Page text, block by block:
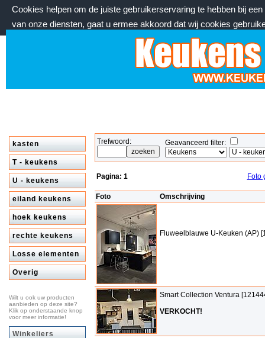
Cookies helpen om de juiste gebruikerservaring te hebben bij
van onze diensten, gaat u ermee akkoord dat wij cookies
donderdag 6 augustus 2026, 18:53 uur
kasten
T - keukens
U - keukens
eiland keukens
hoek keukens
rechte keukens
Losse elementen
Overig
Wilt u ook uw producten
aanbieden op deze site?
Klik op onderstaande knop
voor meer informatie!
Winkeliers
Trefwoord: Geavanceerd filter:
Pagina: 1 Foto
Foto Omschrijving
Fluweelblauwe U-Keuken (AP)
Smart Collection Ventura
VERKOCHT!